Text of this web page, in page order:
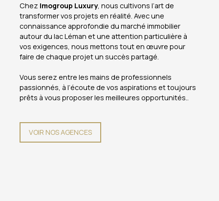
Chez Imogroup Luxury, nous cultivons l’art de
transformer vos projets en réalité. Avec une
connaissance approfondie du marché immobilier
autour du lac Léman et une attention particulière à
vos exigences, nous mettons tout en œuvre pour
faire de chaque projet un succès partagé.
Vous serez entre les mains de professionnels
passionnés, à l’écoute de vos aspirations et toujours
prêts à vous proposer les meilleures opportunités..
VOIR NOS AGENCES